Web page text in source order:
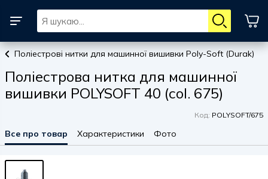
Поліестрові нитки для машинної вишивки Poly-Soft (Durak)
Поліестрова нитка для машинної
вишивки POLYSOFT 40 (col. 675)
Код: POLYSOFT/675
Все про товар Характеристики Фото